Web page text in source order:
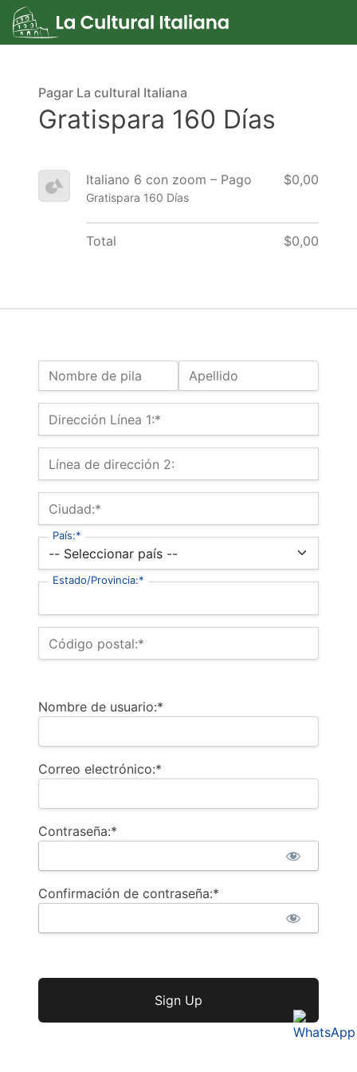
Nombre:
Nombre de pila Apellido
Dirección de Envio
Dirección Línea 1:*
Línea de dirección 2:
Ciudad:*
País:*
Estado/Provincia:*
Código postal:*
Nombre de usuario:*
Correo electrónico:*
Contraseña:*
Confirmación de contraseña:*
Sin valor
Pagar La cultural Italiana
Gratispara 160 Días
Italiano 6 con zoom – Pago
Gratispara 160 Días
$0,00
Total $0,00